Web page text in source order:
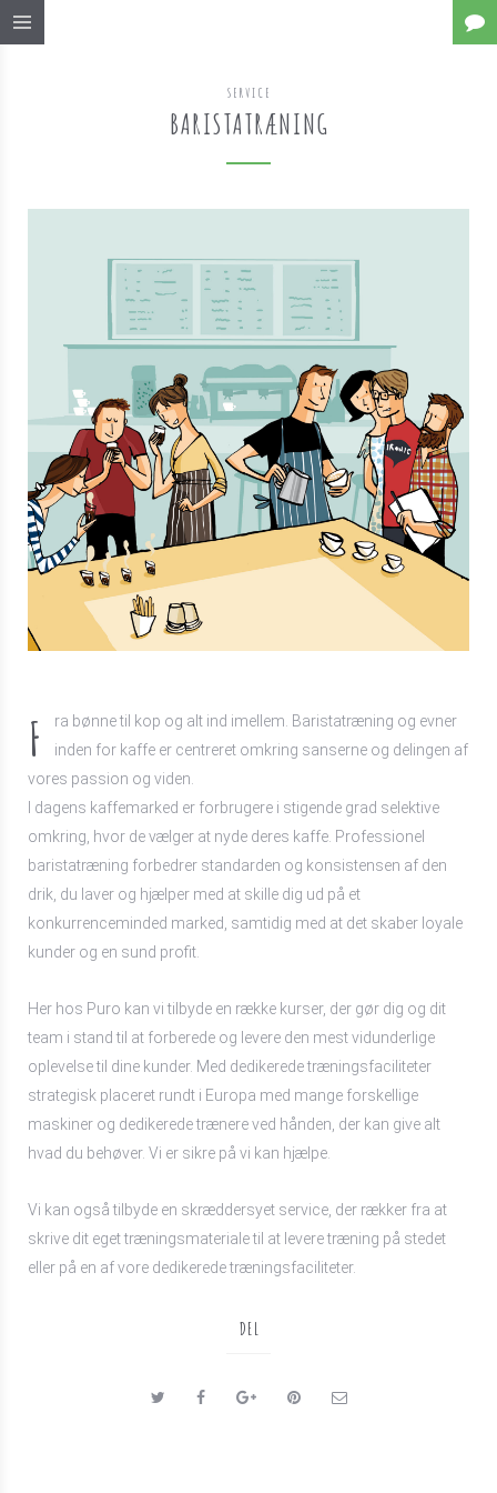
SERVICE
BARISTATRÆNING
F
ra bønne til kop og alt ind imellem. Baristatræning og evner
inden for kaffe er centreret omkring sanserne og delingen af
vores passion og viden.
I dagens kaffemarked er forbrugere i stigende grad selektive
omkring, hvor de vælger at nyde deres kaffe. Professionel
baristatræning forbedrer standarden og konsistensen af den
drik, du laver og hjælper med at skille dig ud på et
konkurrenceminded marked, samtidig med at det skaber loyale
kunder og en sund profit.
Her hos Puro kan vi tilbyde en række kurser, der gør dig og dit
team i stand til at forberede og levere den mest vidunderlige
oplevelse til dine kunder. Med dedikerede træningsfaciliteter
strategisk placeret rundt i Europa med mange forskellige
maskiner og dedikerede trænere ved hånden, der kan give alt
hvad du behøver. Vi er sikre på vi kan hjælpe.
Vi kan også tilbyde en skræddersyet service, der rækker fra at
skrive dit eget træningsmateriale til at levere træning på stedet
eller på en af vore dedikerede træningsfaciliteter.
DEL